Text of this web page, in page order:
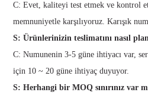
C: Evet, kaliteyi test etmek ve kontrol
memnuniyetle karşılıyoruz. Karışık
S: Ürünlerinizin teslimatını nasıl
C: Numunenin 3-5 güne ihtiyacı var,
için 10 ~ 20 güne ihtiyaç duyuyor.
S: Herhangi bir MOQ sınırınız var